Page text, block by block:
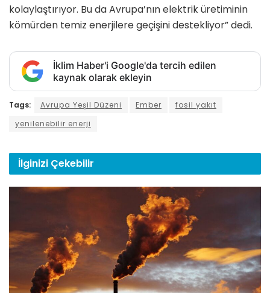
kolaylaştırıyor. Bu da Avrupa’nın elektrik üretiminin
kömürden temiz enerjilere geçişini destekliyor” dedi.
İklim Haber'i Google'da tercih edilen
kaynak olarak ekleyin
Tags: Avrupa Yeşil Düzeni Ember
fosil yakıt
yenilenebilir enerji
İlginizi Çekebilir